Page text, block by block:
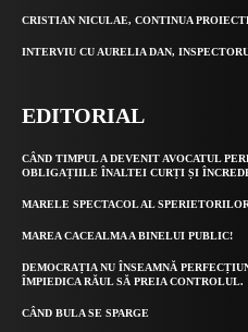
CRISTIAN NICULAE, CONTINUA
INTERVIU CU AURELIA DAN,
EDITORIAL
CÂND TIMPUL A DEVENIT AVOCATUL
OBLIGAȚIILE ÎNALTEI CURȚI ȘI
MARELE SPECTACOL AL
MAREA CACEALMA A BINELUI PUBLIC!
DEMOCRAȚIA NU ÎNSEAMNĂ
ÎMPIEDICA RĂUL SĂ PREIA CONTROLUL.
CÂND BULA SE SPARGE